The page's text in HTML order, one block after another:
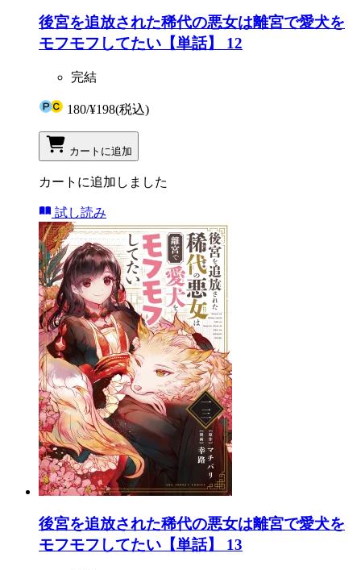
後宮を追放された稀代の悪女は離宮で愛犬を
モフモフしてたい【単話】 12
完結
180/¥198(税込)
カートに追加
カートに追加しました
試し読み
後宮を追放された稀代の悪女は離宮で愛犬を
モフモフしてたい【単話】 13